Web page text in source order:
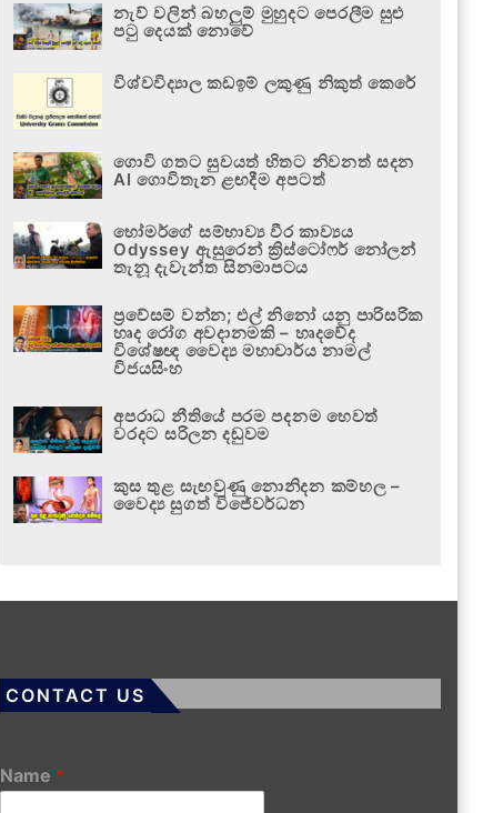
නැව් වලින් බහලුම් මුහුදට පෙරලීම සුළු
පටු දෙයක් නොවේ
විශ්වවිද්‍යාල කඩඉම් ලකුණු නිකුත් කෙරේ
ගොවි ගතට සුවයත් හිතට නිවනත් සදන
AI ගොවිතැන ළඟදීම අපටත්
හෝමර්ගේ සම්භාව්‍ය වීර කාව්‍යය
Odyssey ඇසුරෙන් ක්‍රිස්ටෝෆර් නෝලන්
තැනූ දැවැන්ත සිනමාපටය
ප්‍රවේසම් වන්න; එල් නිනෝ යනු පාරිසරික
හෘද රෝග අවදානමකි – හෘදවේද
විශේෂඥ වෛද්‍ය මහාචාර්ය නාමල්
විජයසිංහ
අපරාධ නීතියේ පරම පදනම හෙවත්
වරදට සරිලන දඬුවම
කුස තුළ සැඟවුණු නොනිදන කම්හල –
වෛද්‍ය සුගත් විජේවර්ධන
CONTACT US
Name *